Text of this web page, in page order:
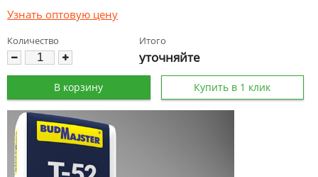
Узнать оптовую цену
Количество Итого
уточняйте
В корзину Купить в 1 клик